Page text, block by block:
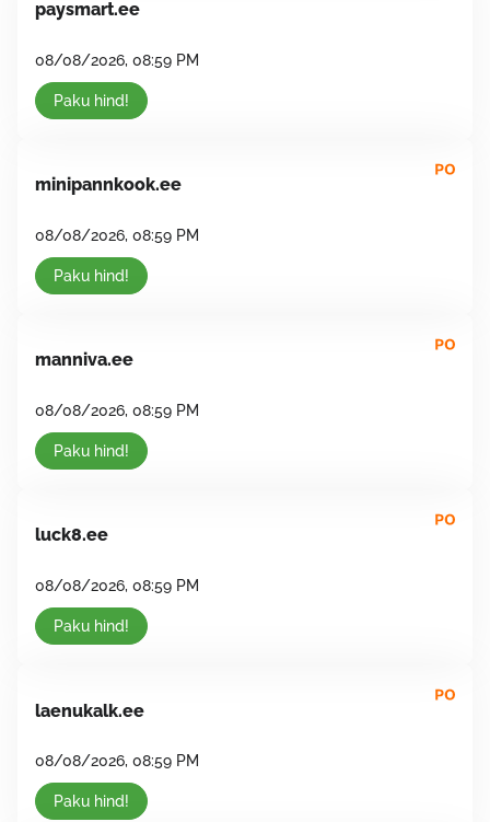
paysmart.ee
08/08/2026, 08:59 PM
Paku hind!
minipannkook.ee
08/08/2026, 08:59 PM
Paku hind!
manniva.ee
08/08/2026, 08:59 PM
Paku hind!
luck8.ee
08/08/2026, 08:59 PM
Paku hind!
laenukalk.ee
08/08/2026, 08:59 PM
Paku hind!